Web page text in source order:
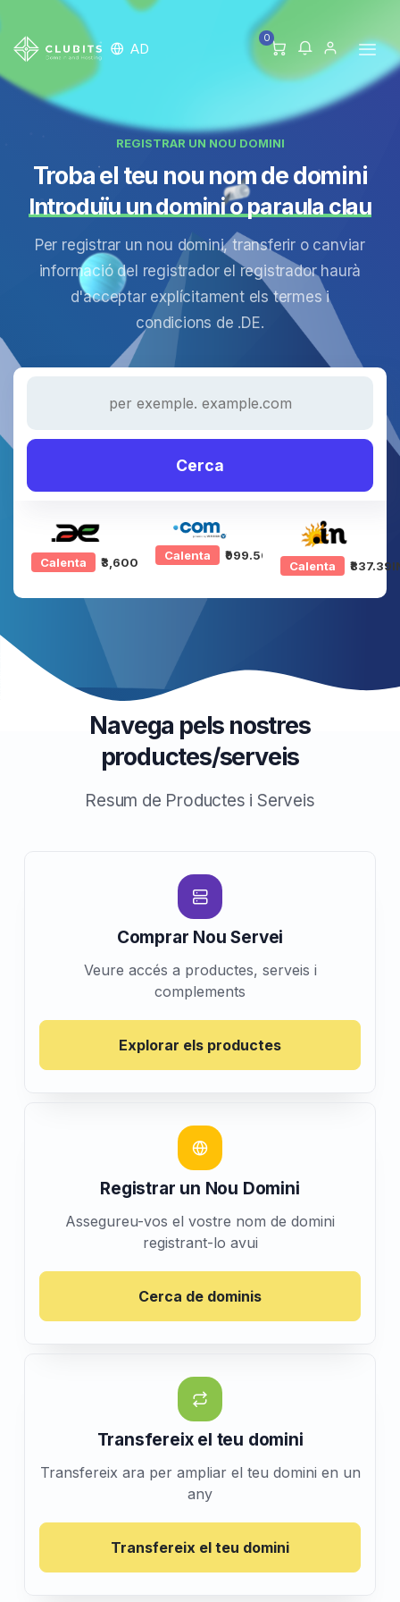
AD
0
REGISTRAR UN NOU DOMINI
Troba el teu nou nom de domini
Introduïu un domini o paraula clau
Per registrar un nou domini, transferir o canviar
informació del registrador el registrador haurà
d'acceptar explícitament els termes i
condicions de .DE.
Cerca
Calenta ₹3,600.00INR
Calenta ₹999.50INR
Calenta
Navega pels nostres
productes/serveis
Resum de Productes i Serveis
Comprar Nou Servei
Veure accés a productes, serveis i
complements
Explorar els productes
Registrar un Nou Domini
Assegureu-vos el vostre nom de domini
registrant-lo avui
Cerca de dominis
Transfereix el teu domini
Transfereix ara per ampliar el teu domini en un
any
Transfereix el teu domini